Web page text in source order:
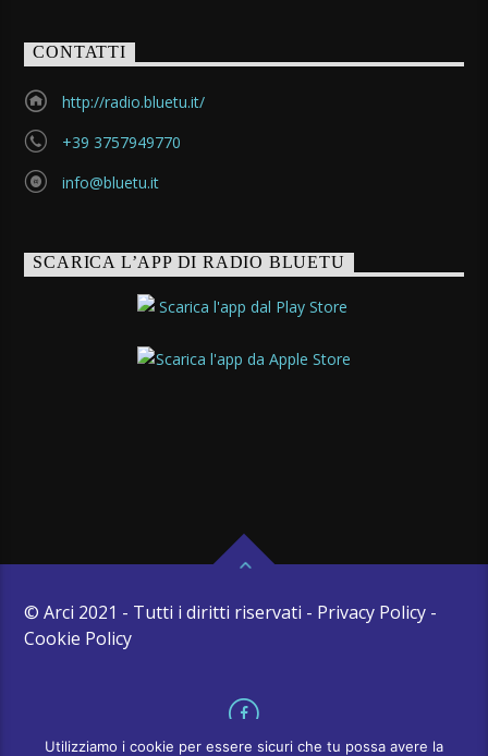
CONTATTI
http://radio.bluetu.it/
+39 3757949770
info@bluetu.it
SCARICA L’APP DI RADIO BLUETU
© Arci 2021 - Tutti i diritti riservati - Privacy Policy -
Cookie Policy
Utilizziamo i cookie per essere sicuri che tu possa avere la